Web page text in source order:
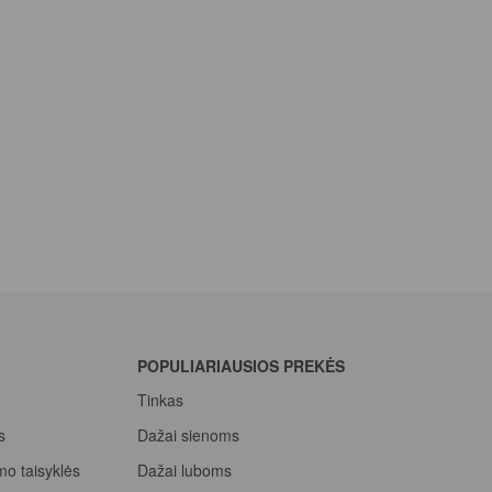
taisyklės
POPULIARIAUSIOS PREKĖS
Tinkas
Dažai sienoms
Dažai luboms